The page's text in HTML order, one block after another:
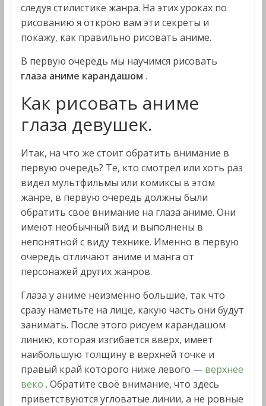
следуя стилистике жанра. На этих уроках по
рисованию я открою вам эти секреты и
покажу, как правильно рисовать аниме.
В первую очередь мы научимся рисовать
глаза аниме карандашом .
Как рисовать аниме
глаза девушек.
Итак, на что же стоит обратить внимание в
первую очередь? Те, кто смотрел или хоть раз
видел мультфильмы или комиксы в этом
жанре, в первую очередь должны были
обратить своё внимание на глаза аниме. Они
имеют необычный вид и выполнены в
непонятной с виду технике. Именно в первую
очередь отличают аниме и манга от
персонажей других жанров.
Глаза у аниме неизменно большие, так что
сразу наметьте на лице, какую часть они будут
занимать. После этого рисуем карандашом
линию, которая изгибается вверх, имеет
наибольшую толщину в верхней точке и
правый край которого ниже левого — верхнее
веко . Обратите своё внимание, что здесь
приветствуются угловатые линии, а не ровные